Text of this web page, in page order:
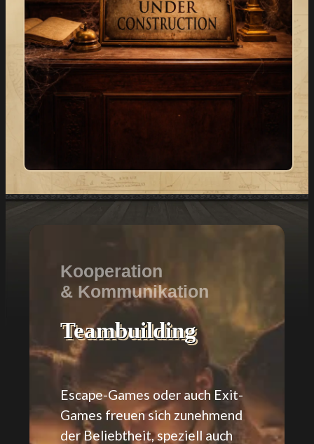
Die Spannung steigt:
Was passiert als nächstes
im Escape House Vorchdorf?
Eines steht schon fest: Es wird abenteuerlicher,
spannender und immersiver als jemals zuvor, …
Kooperation
& Kommunikation
Teambuilding
Escape-Games oder auch Exit-
Games freuen sich zunehmend
der Beliebtheit, speziell auch